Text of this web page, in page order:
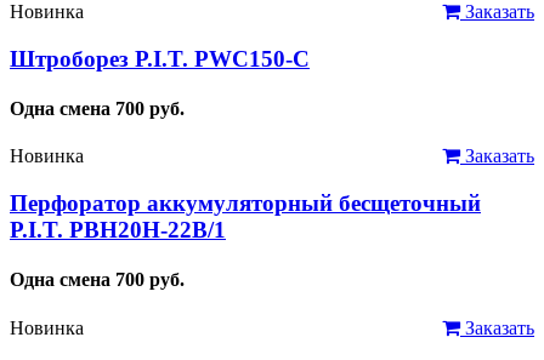
Заказать
Новинка
Штроборез P.I.T. PWC150-C
Одна смена 700 руб.
Заказать
Новинка
Перфоратор аккумуляторный бесщеточный
P.I.T. PBH20H-22B/1
Одна смена 700 руб.
Заказать
Новинка